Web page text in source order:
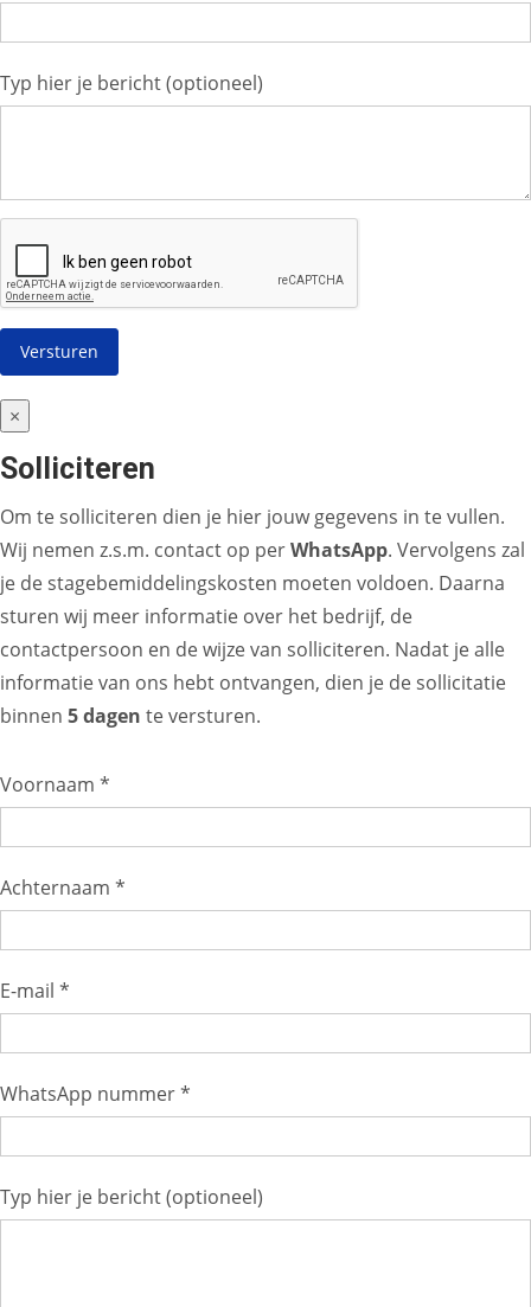
Typ hier je bericht (optioneel)
×
Solliciteren
Om te solliciteren dien je hier jouw gegevens in te vullen.
Wij nemen z.s.m. contact op perWhatsApp. Vervolgens zal
je de stagebemiddelingskosten moeten voldoen. Daarna
sturen wij meer informatie over het bedrijf, de
contactpersoon en de wijze van solliciteren. Nadat je alle
informatie van ons hebt ontvangen, dien je de sollicitatie
binnen 5 dagen te versturen.
Voornaam *
Achternaam *
E-mail *
WhatsApp nummer *
Typ hier je bericht (optioneel)